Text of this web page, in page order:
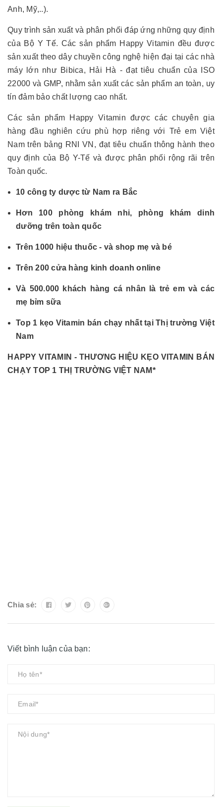
Anh, Mỹ,..).
Quy trình sản xuất và phân phối đáp ứng những quy định
của Bộ Y Tế. Các sản phẩm Happy Vitamin đều được
sản xuất theo dây chuyền công nghệ hiện đại tại các nhà
máy lớn như Bibica, Hải Hà - đạt tiêu chuẩn của ISO
22000 và GMP, nhằm sản xuất các sản phẩm an toàn, uy
tín đảm bảo chất lượng cao nhất.
Các sản phẩm Happy Vitamin được các chuyên gia
hàng đầu nghiên cứu phù hợp riêng với Trẻ em Việt
Nam trên bảng RNI VN, đạt tiêu chuẩn thông hành theo
quy định của Bộ Y-Tế và được phân phối rộng rãi trên
Toàn quốc.
10 công ty dược từ Nam ra Bắc
Hơn 100 phòng khám nhi, phòng khám dinh
dưỡng trên toàn quốc
Trên 1000 hiệu thuốc - và shop mẹ và bé
Trên 200 cửa hàng kinh doanh online
Và 500.000 khách hàng cá nhân là trẻ em và các
mẹ bỉm sữa
Top 1 kẹo Vitamin bán chạy nhất tại Thị trường Việt
Nam
️HAPPY VITAMIN - THƯƠNG HIỆU KẸO VITAMIN BÁN
CHẠY TOP 1 THỊ TRƯỜNG VIỆT NAM*
Chia sẻ:
Viết bình luận của bạn: